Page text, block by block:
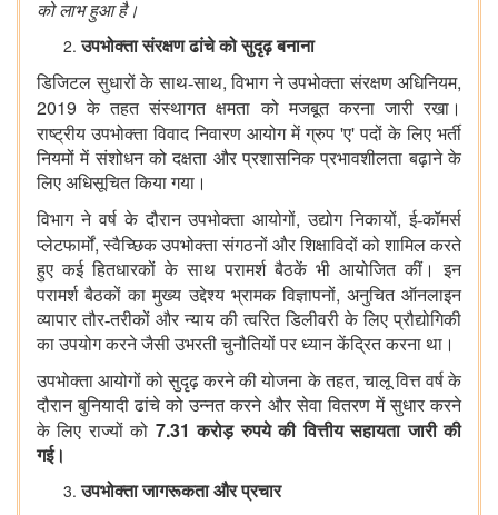
को लाभ हुआ है।
उपभोक्ता संरक्षण ढांचे को सुदृढ़ बनाना
डिजिटल सुधारों के साथ-साथ,विभाग ने उपभोक्ता संरक्षण अधिनियम,
2019के तहत संस्थागत क्षमता को मजबूत करना जारी रखा।
राष्ट्रीय उपभोक्ता विवाद निवारण आयोग में ग्रुप 'ए'पदों के लिए भर्ती
नियमों में संशोधन को दक्षता और प्रशासनिक प्रभावशीलता बढ़ाने के
लिए अधिसूचित किया गया।
विभाग ने वर्ष के दौरान उपभोक्ता आयोगों,उद्योग निकायों,ई-कॉमर्स
प्लेटफार्मों,स्वैच्छिक उपभोक्ता संगठनों और शिक्षाविदों को शामिल करते
हुए कई हितधारकों के साथ परामर्श बैठकें भी आयोजित कीं। इन
परामर्श बैठकों का मुख्य उद्देश्य भ्रामक विज्ञापनों, अनुचित ऑनलाइन
व्यापार तौर-तरीकों और न्याय की त्वरित डिलीवरी के लिए प्रौद्योगिकी
का उपयोग करने जैसी उभरती चुनौतियों पर ध्यान केंद्रित करना था।
उपभोक्ता आयोगों को सुदृढ़ करने की योजना के तहत,चालू वित्त वर्ष के
दौरान बुनियादी ढांचे को उन्नत करने और सेवा वितरण में सुधार करने
के लिए राज्यों को 7.31करोड़ रुपये की वित्तीय सहायता जारी की
गई।
उपभोक्ता जागरूकता और प्रचार